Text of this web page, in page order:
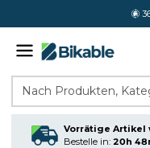
Nach Produkten,
Vorrätige Artikel
Bestelle in: 20h